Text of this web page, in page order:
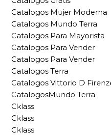
Catalogos Mujer Moderna
Catalogos Mundo Terra
Catalogos Para Mayorista
Catalogos Para Vender
Catalogos Para Vender
Catalogos Terra
Catalogos Vittorio D
CatalogosMundo Terra
Cklass
Cklass
Cklass